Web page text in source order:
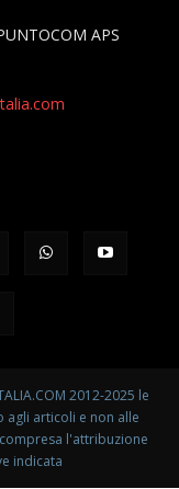
APS
2012-2025 le
agli articoli e non alle
l'attribuzione
indicata